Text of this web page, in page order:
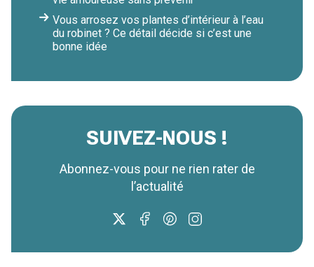
Vous arrosez vos plantes d’intérieur à l’eau
du robinet ? Ce détail décide si c’est une
bonne idée
SUIVEZ-NOUS !
Abonnez-vous pour ne rien rater de
l’actualité